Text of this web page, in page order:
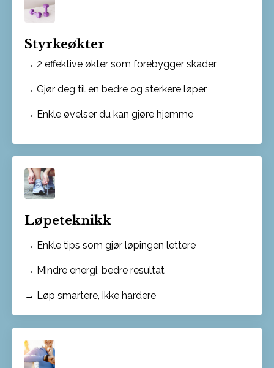
Styrkeøkter
→ 2 effektive økter som forebygger skader
→ Gjør deg til en bedre og sterkere løper
→ Enkle øvelser du kan gjøre hjemme
Løpeteknikk
→ Enkle tips som gjør løpingen lettere
→ Mindre energi, bedre resultat
→ Løp smartere, ikke hardere